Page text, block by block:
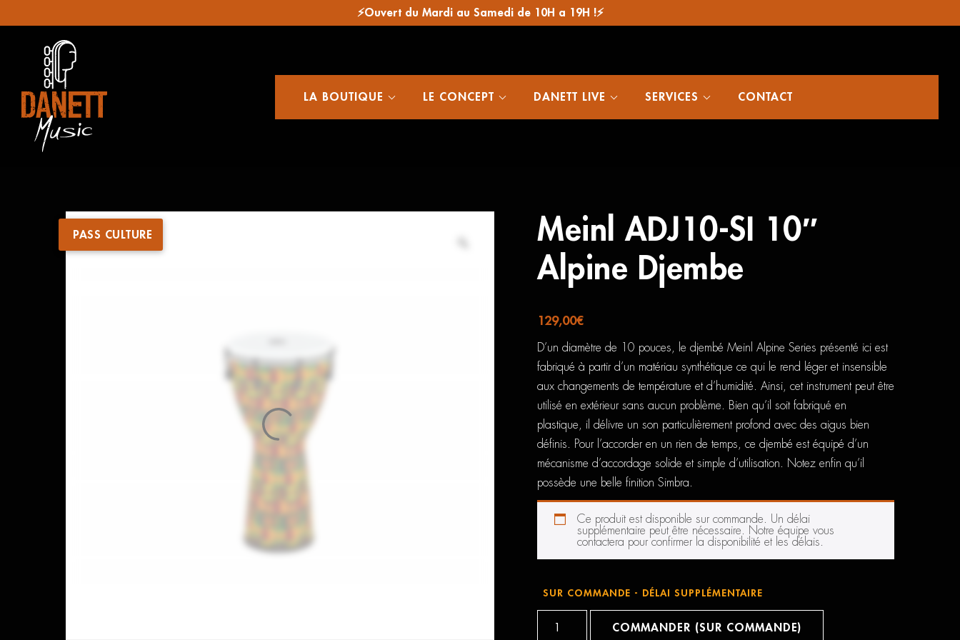
⚡Ouvert du Mardi au Samedi de 10H a 19H !⚡
LA BOUTIQUE LE CONCEPT DANETT LIVE SERVICES CONTACT
PASS CULTURE
Meinl ADJ10-SI 10″
Alpine Djembe
129,00€
D’un diamètre de 10 pouces, le djembé Meinl Alpine Series présenté ici est
fabriqué à partir d’un matériau synthétique ce qui le rend léger et insensible
aux changements de température et d’humidité. Ainsi, cet instrument peut être
utilisé en extérieur sans aucun problème. Bien qu’il soit fabriqué en
plastique, il délivre un son particulièrement profond avec des aigus bien
définis. Pour l’accorder en un rien de temps, ce djembé est équipé d’un
mécanisme d’accordage solide et simple d’utilisation. Notez enfin qu’il
possède une belle finition Simbra.
Ce produit est disponible sur commande. Un délai
supplémentaire peut être nécessaire. Notre équipe vous
contactera pour confirmer la disponibilité et les délais.
SUR COMMANDE - DÉLAI SUPPLÉMENTAIRE
COMMANDER (SUR COMMANDE)